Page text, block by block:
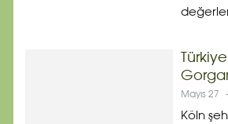
Mayıs 27 -
Köln